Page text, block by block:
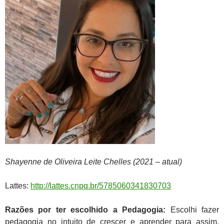
Shayenne de Oliveira Leite Chelles (2021 – atual)
Lattes: http://lattes.cnpq.br/5785060341830703
Razões por ter escolhido a Pedagogia:
Escolhi fazer
pedagogia no intuito de crescer e aprender para assim,